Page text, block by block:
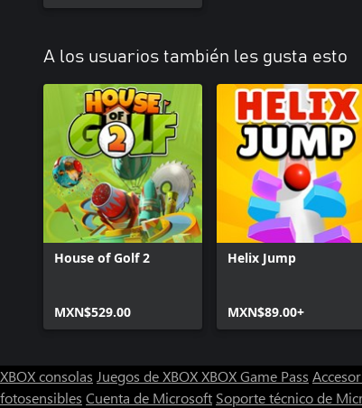
A los usuarios también les gusta esto
House of Golf 2
MXN$529.00
Helix Jump
MXN$89.00+
XBOX consolas Juegos de XBOXXBOX Game Pass
fotosensibles Cuenta de Microsoft Soporte técnico de